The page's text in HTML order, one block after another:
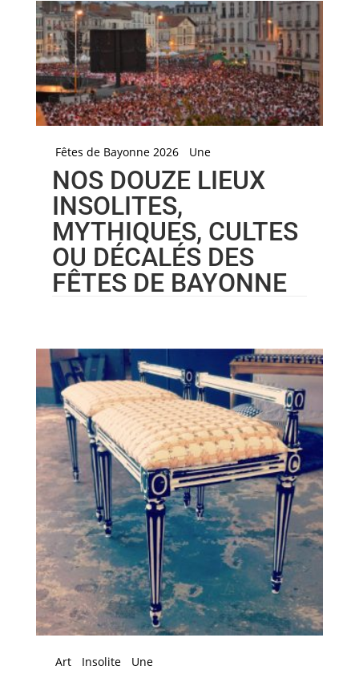
Fêtes de Bayonne 2026 Une
NOS DOUZE LIEUX
INSOLITES,
MYTHIQUES, CULTES
OU DÉCALÉS DES
FÊTES DE BAYONNE
Art Insolite Une